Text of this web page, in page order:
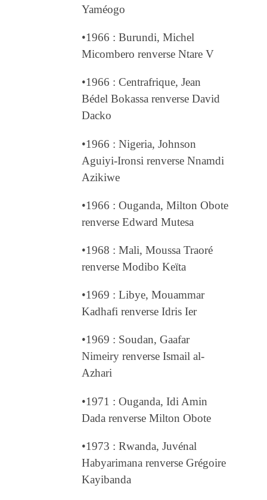
Yaméogo
•1966 : Burundi, Michel
Micombero renverse Ntare V
•1966 : Centrafrique, Jean
Bédel Bokassa renverse David
Dacko
•1966 : Nigeria, Johnson
Aguiyi-Ironsi renverse Nnamdi
Azikiwe
•1966 : Ouganda, Milton Obote
renverse Edward Mutesa
•1968 : Mali, Moussa Traoré
renverse Modibo Keïta
•1969 : Libye, Mouammar
Kadhafi renverse Idris Ier
•1969 : Soudan, Gaafar
Nimeiry renverse Ismail al-
Azhari
•1971 : Ouganda, Idi Amin
Dada renverse Milton Obote
•1973 : Rwanda, Juvénal
Habyarimana renverse Grégoire
Kayibanda